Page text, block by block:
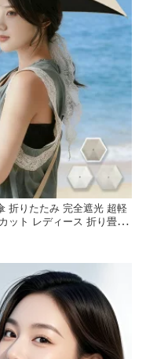
折りたたみ 完全遮光 超軽
ット レディース 折り畳み
レディース 子供 男女兼
撥水加工 梅雨/熱中症対